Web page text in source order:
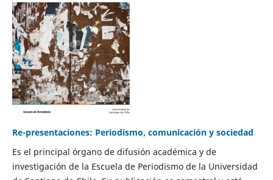
Re-presentaciones: Periodismo, comunicación y sociedad
Es el principal órgano de difusión académica y de
investigación de la Escuela de Periodismo de la Universidad